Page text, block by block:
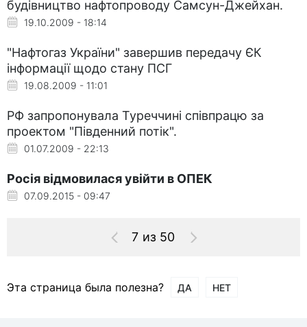
будівництво нафтопроводу Самсун-Джейхан.
19.10.2009 - 18:14
"Нафтогаз України" завершив передачу ЄК
інформації щодо стану ПСГ
19.08.2009 - 11:01
РФ запропонувала Туреччині співпрацю за
проектом "Південний потік".
01.07.2009 - 22:13
Росія відмовилася увійти в ОПЕК
07.09.2015 - 09:47
7 из 50
Эта страница была полезна? ДА НЕТ